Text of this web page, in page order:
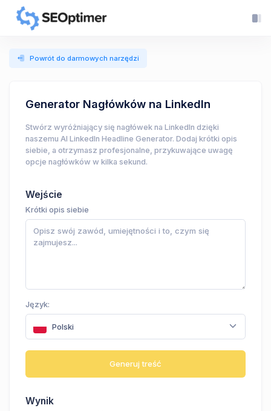
Powrót do darmowych narzędzi
Generator Nagłówków na LinkedIn
Stwórz wyróżniający się nagłówek na LinkedIn dzięki
naszemu AI LinkedIn Headline Generator. Dodaj krótki opis
siebie, a otrzymasz profesjonalne, przykuwające uwagę
opcje nagłówków w kilka sekund.
Wejście
Krótki opis siebie
Język:
Polski
Generuj treść
Wynik